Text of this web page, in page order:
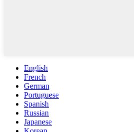
English
French
German
Portuguese
Spanish
Russian
Japanese